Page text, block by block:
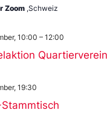
Zoom ,Schweiz
10:00 – 12:00
Stammtisch
19:30